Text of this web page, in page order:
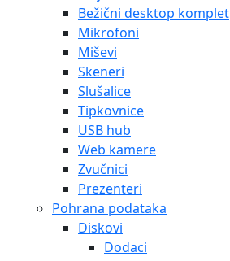
Bežični desktop komplet
Mikrofoni
Miševi
Skeneri
Slušalice
Tipkovnice
USB hub
Web kamere
Zvučnici
Prezenteri
Pohrana podataka
Diskovi
Dodaci